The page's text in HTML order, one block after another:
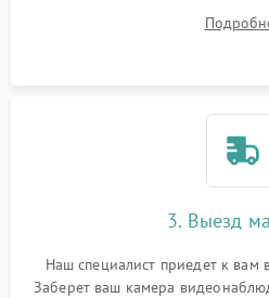
3. Выезд
Наш специалист приедет к вам
Заберет ваш камера